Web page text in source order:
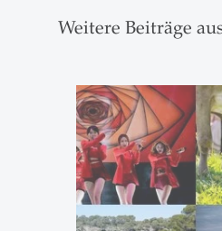
Weitere Beiträge